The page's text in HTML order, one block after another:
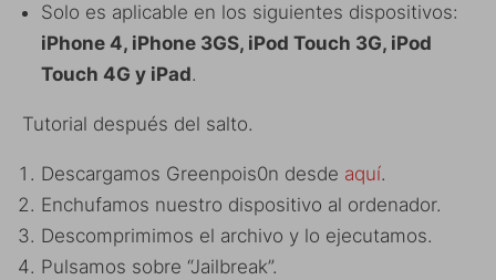
Solo es aplicable en los siguientes dispositivos:
iPhone 4, iPhone 3GS, iPod Touch 3G, iPod
Touch 4G y iPad.
Tutorial después del salto.
Descargamos Greenpois0n desde aquí.
Enchufamos nuestro dispositivo al ordenador.
Descomprimimos el archivo y lo ejecutamos.
Pulsamos sobre “Jailbreak”.